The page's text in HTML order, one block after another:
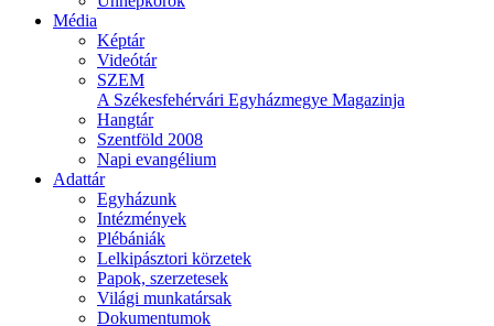
Média
Képtár
Videótár
SZEM
A Székesfehérvári Egyházmegye Magazinja
Hangtár
Szentföld 2008
Napi evangélium
Adattár
Egyházunk
Intézmények
Plébániák
Lelkipásztori körzetek
Papok, szerzetesek
Világi munkatársak
Dokumentumok